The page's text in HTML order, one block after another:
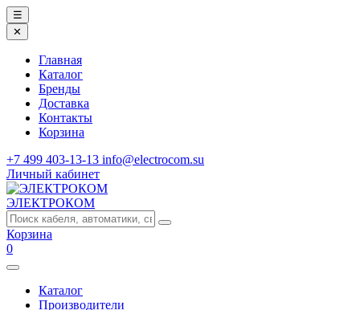
☰
✕
Главная
Каталог
Бренды
Доставка
Контакты
Корзина
+7 499 403-13-13 info@electrocom.su
Личный кабинет
ЭЛЕКТРОКОМ
Корзина
0
Каталог
Производители